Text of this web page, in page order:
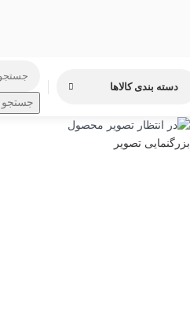
دسته بندی کالاها
جستجو
بزرگنمایی تصویر